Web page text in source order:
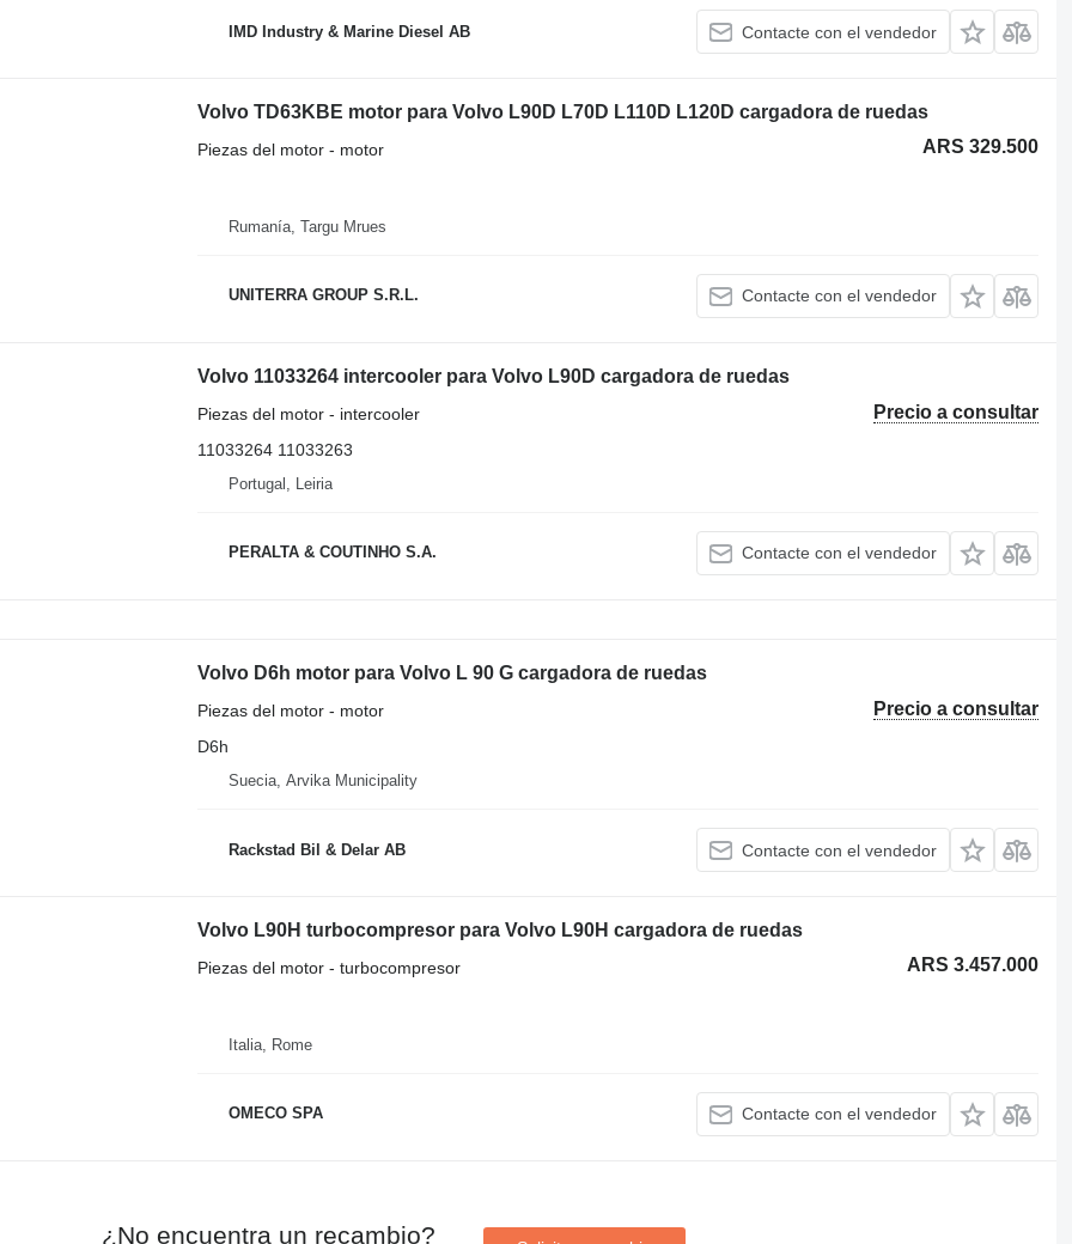
IMD Industry & Marine Diesel AB Contacte con el vendedor
Volvo TD63KBE motor para Volvo L90D L70D L110D L120D cargadora de ruedas
ARS 329.500
Piezas del motor - motor
Rumanía, Targu Mrues
UNITERRA GROUP S.R.L. Contacte con el vendedor
Volvo 11033264 intercooler para Volvo L90D cargadora de ruedas
Precio a consultar
Piezas del motor - intercooler
11033264 11033263
Portugal, Leiria
PERALTA & COUTINHO S.A. Contacte con el vendedor
Volvo D6h motor para Volvo L 90 G cargadora de ruedas
Precio a consultar
Piezas del motor - motor
D6h
Suecia, Arvika Municipality
Rackstad Bil & Delar AB Contacte con el vendedor
Volvo L90H turbocompresor para Volvo L90H cargadora de ruedas
ARS 3.457.000
Piezas del motor - turbocompresor
Italia, Rome
OMECO SPA Contacte con el vendedor
¿No encuentra un recambio?